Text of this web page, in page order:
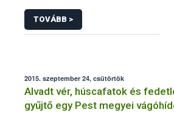
TOVÁBB >
2015. szeptember 24, csütörtök
Alvadt vér, húscafatok és
gyűjtő egy Pest megyei